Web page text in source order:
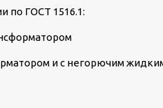
по ГОСТ 1516.1:
и с негорючим